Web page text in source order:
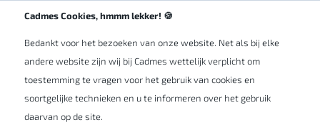
Cadmes Cookies, hmmm lekker! 🍪
Bedankt voor het bezoeken van onze website. Net als bij elke
andere website zijn wij bij Cadmes wettelijk verplicht om
toestemming te vragen voor het gebruik van cookies en
soortgelijke technieken en u te informeren over het gebruik
daarvan op de site.
Werken bij Cadmes
Herkent u deze Smart